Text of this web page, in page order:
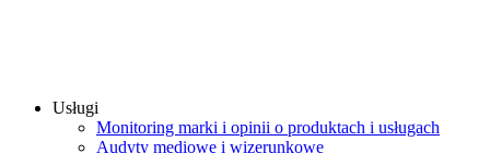
Usługi
Monitoring marki i opinii o produktach i usługach
Audyty mediowe i wizerunkowe